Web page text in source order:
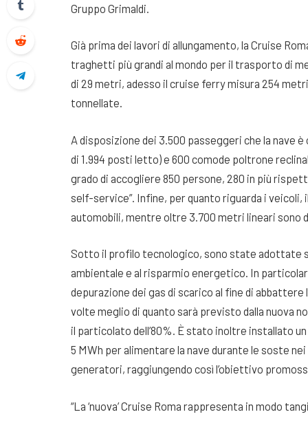
Gruppo Grimaldi.
Già prima dei lavori di allungamento, la Cruise
traghetti più grandi al mondo per il trasporto di
di 29 metri, adesso il cruise ferry misura 254
tonnellate.
A disposizione dei 3.500 passeggeri che la nave
di 1.994 posti letto) e 600 comode poltrone
grado di accogliere 850 persone, 280 in più
self-service”. Infine, per quanto riguarda i veicoli,
automobili, mentre oltre 3.700 metri lineari sono
Sotto il profilo tecnologico, sono state adottate
ambientale e al risparmio energetico. In
depurazione dei gas di scarico al fine di abbattere
volte meglio di quanto sarà previsto dalla nuova
il particolato dell’80%. È stato inoltre installato
5 MWh per alimentare la nave durante le soste
generatori, raggiungendo così l’obiettivo
“La ‘nuova’ Cruise Roma rappresenta in modo